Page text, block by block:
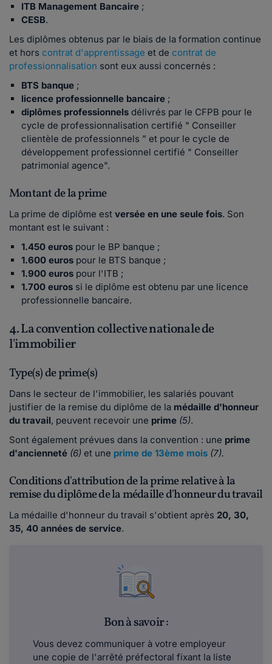
ITB Management Bancaire ;
CESB.
Les diplômes obtenus par le biais de la formation continue
et hors contrat d'apprentissage et de contrat de
professionnalisation sont eux aussi concernés :
BTS banque ;
licence professionnelle bancaire ;
diplômes professionnels délivrés par le CFPB pour le
cycle de professionnalisation certifié " Conseiller
clientèle de professionnels ” et pour le cycle de
développement professionnel certifié " Conseiller
patrimonial agence".
Montant de la prime
La prime de diplôme est versée en une seule fois. Son
montant est le suivant :
1.450 euros pour le BP banque ;
1.600 euros pour le BTS banque ;
1.900 euros pour l'ITB ;
1.700 euros si le diplôme est obtenu par une licence
professionnelle bancaire.
4. La convention collective nationale de
l'immobilier
Type(s) de prime(s)
Dans le secteur de l'immobilier, les salariés pouvant
justifier de la remise du diplôme de la médaille d'honneur
du travail, peuvent recevoir une prime (5).
Sont également prévues dans la convention : une prime
d'ancienneté (6) et une prime de 13ème mois (7).
Conditions d'attribution de la prime relative à la
remise du diplôme de la médaille d'honneur du travail
La médaille d'honneur du travail s'obtient après 20, 30,
35, 40 années de service.
Bon à savoir :
Vous devez communiquer à votre employeur
une copie de l'arrêté préfectoral fixant la liste